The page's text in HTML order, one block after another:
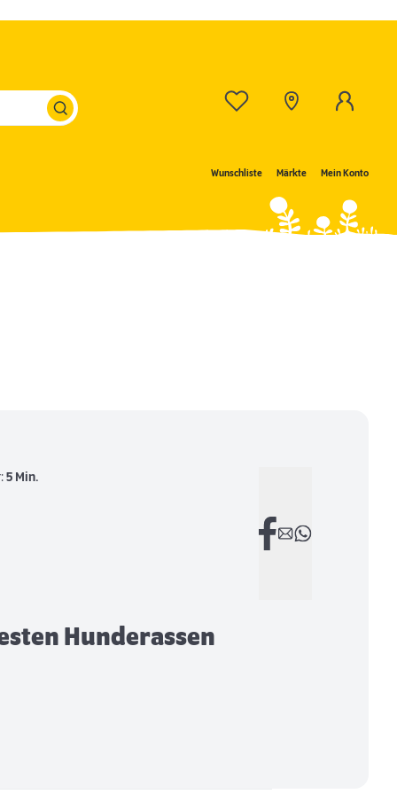
Wunschliste Märkte Mein Konto
5 Min.
Hunderassen